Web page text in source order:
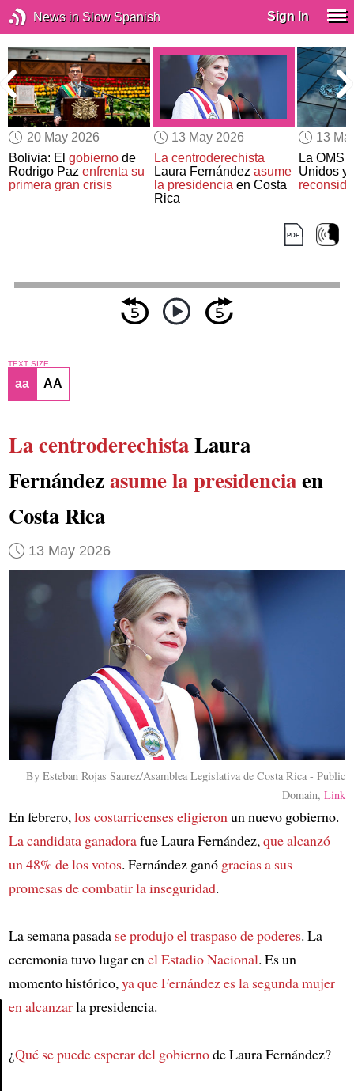
News in Slow Spanish Sign In
20 May 2026
Bolivia: Elgobierno de
Rodrigo Pazenfrenta su
primera gran crisis
13 May 2026
La centroderechista
Laura Fernández asume
la presidenciaen Costa
Rica
13
La OMS
Unidos y
TEXT SIZE
aa AA
La centroderechistaLaura
Fernándezasume la presidenciaen
Costa Rica
13 May 2026
By Esteban Rojas Saurez/Asamblea Legislativa de Costa Rica - Public
Domain,Link
En febrero,los costarricenses eligieronun nuevo gobierno.
La candidata ganadorafue Laura Fernández,que alcanzó
un 48% de los votos. Fernández ganó gracias a sus
promesas de combatir la inseguridad.
La semana pasada se produjo el traspaso de poderes. La
ceremonia tuvo lugar enel Estadio Nacional. Es un
momento histórico,ya que Fernández es la segunda mujer
en alcanzarla presidencia.
¿Qué se puede esperar del gobiernode Laura Fernández?